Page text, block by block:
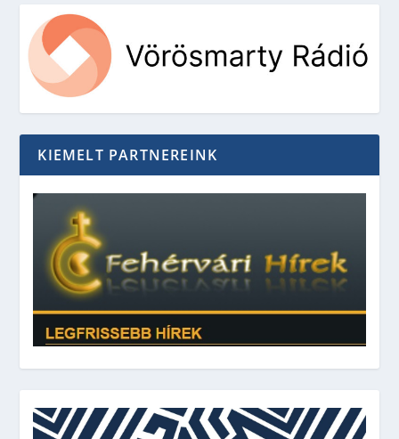
KIEMELT PARTNEREINK